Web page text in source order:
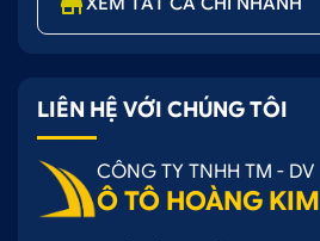
LIÊN HỆ VỚI CHÚNG TÔI
CÔNG TY TNHH TM - DV
Ô TÔ HOÀNG KIM